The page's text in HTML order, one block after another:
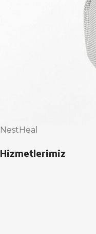
NestHeal
Hizmetlerimiz